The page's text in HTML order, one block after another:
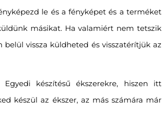
le és a fényképet és a terméket
másikat. Ha valamiért nem tetszik
belül vissza küldheted és visszatérítjük az
készítésű ékszerekre, hiszen itt
készül az ékszer, az más számára már